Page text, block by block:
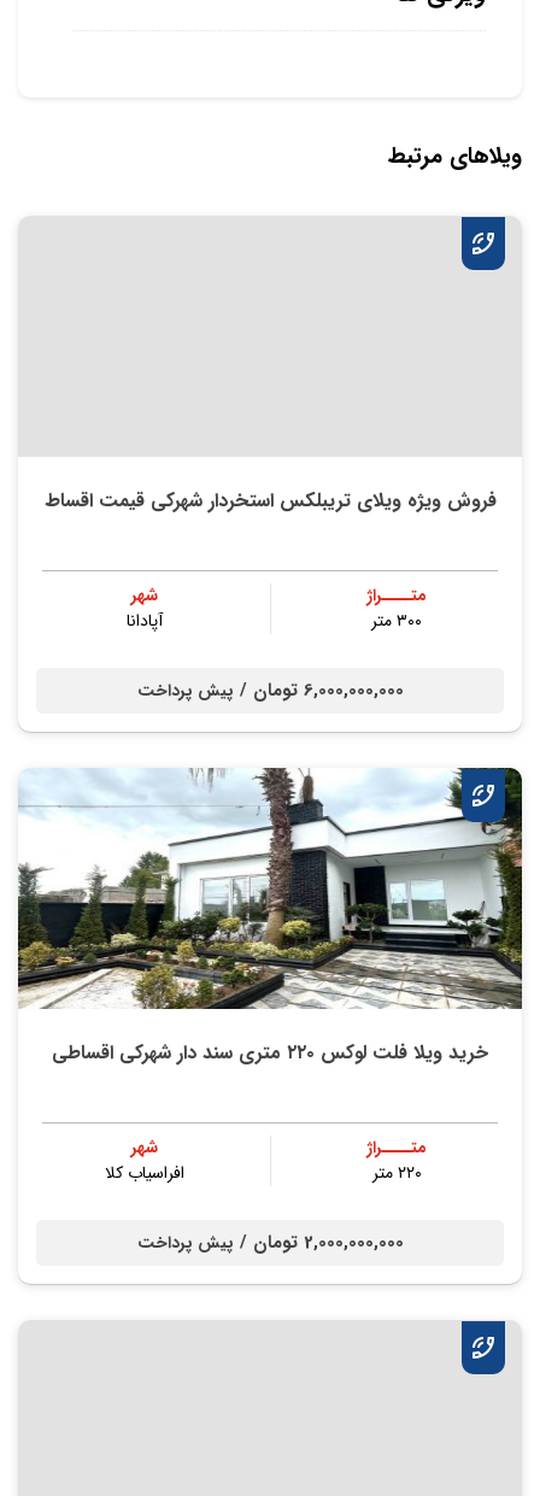
ویلاهای مرتبط
فروش ویژه ویلای تریبلکس استخردار شهرکی قیمت اقساط
متــــراژ
۳۰۰ متر
شهر
آپادانا
6,000,000,000 تومان / پیش پرداخت
خرید ویلا فلت لوکس ۲۲۰ متری سند دار شهرکی اقساطی
متــــراژ
۲۲۰ متر
شهر
افراسیاب کلا
2,000,000,000 تومان / پیش پرداخت